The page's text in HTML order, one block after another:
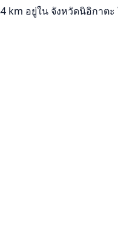
km อยู่ใน จังหวัดนิอิกา